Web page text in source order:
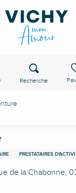
PRESTATAIRES
de la Chabonne,